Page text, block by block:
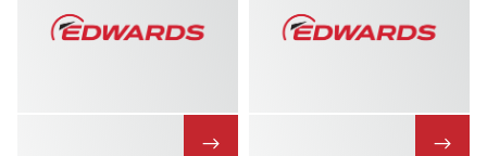
→ →